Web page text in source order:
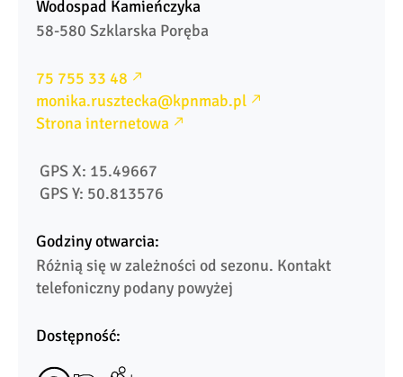
Wodospad Kamieńczyka
58-580 Szklarska Poręba
75 755 33 48
monika.rusztecka@kpnmab.pl
Strona internetowa
GPS X: 15.49667
GPS Y: 50.813576
Godziny otwarcia:
Różnią się w zależności od sezonu. Kontakt
telefoniczny podany powyżej
Dostępność: